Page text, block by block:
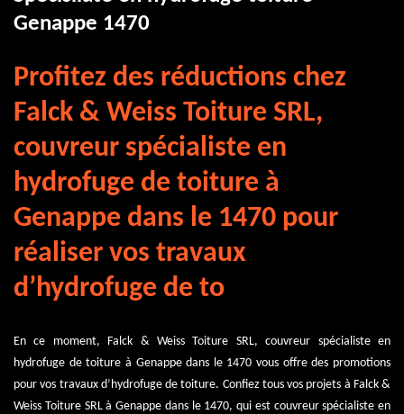
Genappe 1470
Profitez des réductions chez
Falck & Weiss Toiture SRL,
couvreur spécialiste en
hydrofuge de toiture à
Genappe dans le 1470 pour
réaliser vos travaux
d’hydrofuge de to
En ce moment, Falck & Weiss Toiture SRL, couvreur spécialiste en
hydrofuge de toiture à Genappe dans le 1470 vous offre des promotions
pour vos travaux d’hydrofuge de toiture. Confiez tous vos projets à Falck &
Weiss Toiture SRL à Genappe dans le 1470, qui est couvreur spécialiste en